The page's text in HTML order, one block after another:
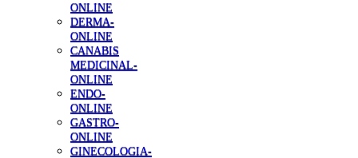
ONLINE
DERMA-
ONLINE
CANABIS
MEDICINAL-
ONLINE
ENDO-
ONLINE
GASTRO-
ONLINE
GINECOLOGIA-